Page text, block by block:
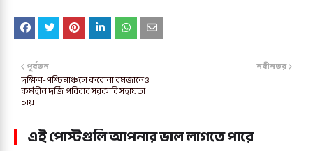
নবীনতর
পূর্বতন
দক্ষিণ-পশ্চিমাঞ্চলে করোনা রমজানেও
কর্মহীন দর্জি পরিবার সরকারি সহায়তা
চায়
এই পোস্টগুলি আপনার ভাল লাগতে পারে